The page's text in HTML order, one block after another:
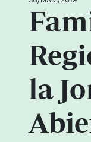
la